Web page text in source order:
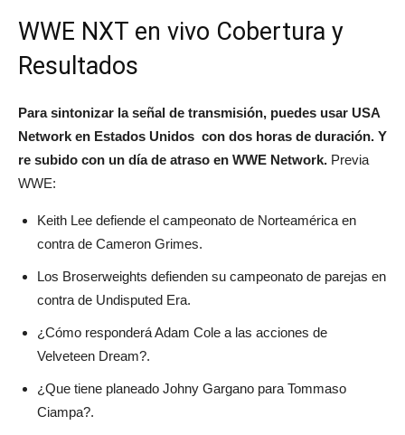
WWE NXT en vivo Cobertura y
Resultados
Para sintonizar la señal de transmisión, puedes usar USA
Network en Estados Unidos con dos horas de duración. Y
re subido con un día de atraso en WWE Network. Previa
WWE:
Keith Lee defiende el campeonato de Norteamérica en
contra de Cameron Grimes.
Los Broserweights defienden su campeonato de parejas en
contra de Undisputed Era.
¿Cómo responderá Adam Cole a las acciones de
Velveteen Dream?.
¿Que tiene planeado Johny Gargano para Tommaso
Ciampa?.